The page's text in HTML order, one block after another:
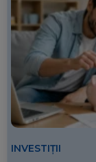
INVESTIȚII